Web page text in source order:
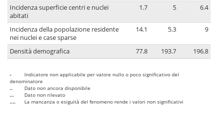
Incidenza superficie centri e nuclei
abitati
1.7 5 6.4
Incidenza della popolazione residente
nei nuclei e case sparse
14.1 5.3 9
Densità demografica 77.8 193.7 196.8
-
Indicatore non applicabile per valore nullo o poco significativo del
denominatore
..
Dato non ancora disponibile
...
Dato non rilevato
....
La mancanza o esiguità del fenomeno rende i valori non significativi